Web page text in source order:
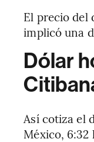
El precio del
implicó una
Dólar
Así cotiza el
México, 6:32